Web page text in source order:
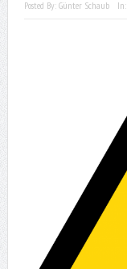
Posted By: Günter Schaub In: